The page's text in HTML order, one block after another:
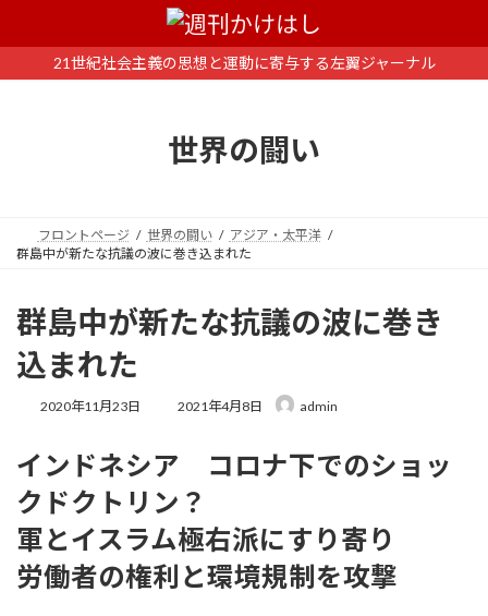
ン
ー
21世紀社会主義の思想と運動に寄与する左翼ジャーナル
世界の闘い
フロントページ 世界の闘い
アジア・太平洋
群島中が新たな抗議の波に巻き込まれた
群島中が新たな抗議の波に巻き
込まれた
2020年11月23日
最
新
時
2021年4月8日 admin
インドネシア
コロナ下でのショッ
クドクトリン？
軍とイスラム極右派にすり寄り
労働者の権利と環境規制を攻撃